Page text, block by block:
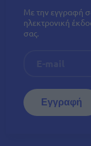
Με την εγγραφή
ηλεκτρονική
σας.